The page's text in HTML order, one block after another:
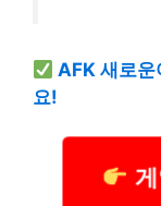
AFK 새로운
요!